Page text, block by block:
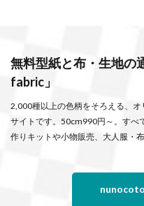
無料型紙と布・生地の
fabric」
2,000種以上の色柄をそろえる、
サイトです。50cm990円～。すべ
作りキットや小物販売、大人服・